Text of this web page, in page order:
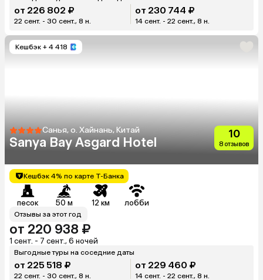
от 226 802 ₽
22 сент. - 30 сент., 8 н.
от 230 744 ₽
14 сент. - 22 сент., 8 н.
Кешбэк + 4 418
Санья, о. Хайнань, Китай
Sanya Bay Asgard Hotel
10
8 отзывов
Кешбэк 4% по карте Т-Банка
песок 50 м 12 км лобби
Отзывы за этот год
от 220 938 ₽
1 сент. - 7 сент., 6 ночей
Выгодные туры на соседние даты
от 225 518 ₽
22 сент. - 30 сент., 8 н.
от 229 460 ₽
14 сент. - 22 сент., 8 н.